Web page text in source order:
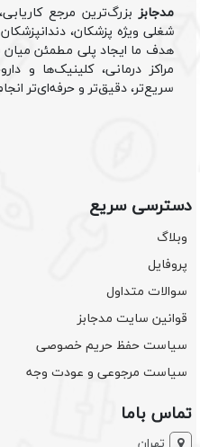
مدجابزبزرگ‌ترین مرجع
شغلی ویژه پزشکان،
هدف ما ایجاد پلی مطمئن
مراکز درمانی، کلینیک‌ها و
سریع‌تر، دقیق‌تر و حرفه‌ای‌تر
دسترسی سریع
وبلاگ
پروفایل
سوالات متداول
قوانین سایت مدجابز
سیاست حفظ حریم خصوصی
سیاست مرجوعی و عودت وجه
تماس باما